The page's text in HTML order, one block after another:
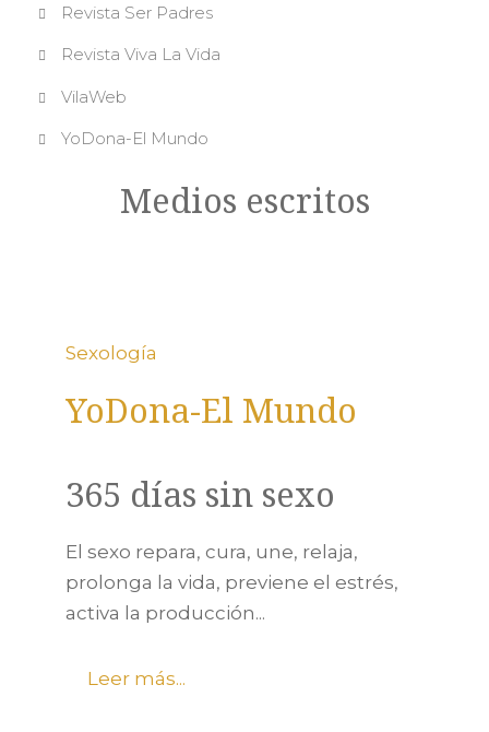
Revista Ser Padres
Revista Viva La Vida
VilaWeb
YoDona-El Mundo
Medios escritos
Sexología
YoDona-El Mundo
365 días sin sexo
El sexo repara, cura, une, relaja,
prolonga la vida, previene el estrés,
activa la producción...
Leer más...